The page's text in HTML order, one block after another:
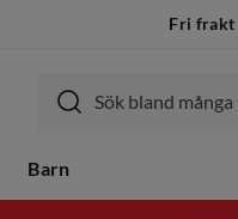
Fri frakt
Barn